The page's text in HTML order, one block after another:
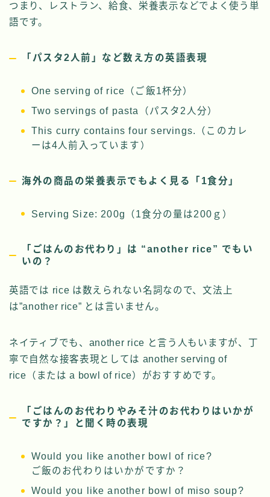
つまり、レストラン、給食、栄養表示などでよく使う単
語です。
「パスタ2人前」など数え方の英語表現
One serving of rice（ご飯1杯分）
Two servings of pasta（パスタ2人分）
This curry contains four servings.（このカレ
ーは4人前入っています）
海外の商品の栄養表示でもよく見る「1食分」
Serving Size: 200g（1食分の量は200ｇ）
「ごはんのお代わり」は “another rice” でもい
いの？
英語では rice は数えられない名詞なので、文法上
は”another rice” とは言いません。
ネイティブでも、another rice と言う人もいますが、丁
寧で自然な接客表現としては another serving of
rice（または a bowl of rice）がおすすめです。
「ごはんのお代わりやみそ汁のお代わりはいかが
ですか？」と聞く時の表現
Would you like another bowl of rice?
ご飯のお代わりはいかがですか？
Would you like another bowl of miso soup?